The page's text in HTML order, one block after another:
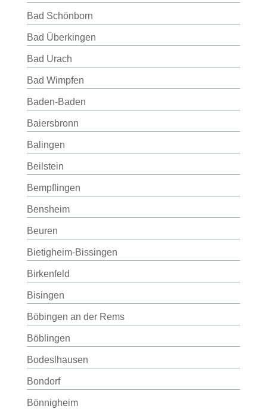
Bad Schönborn
Bad Überkingen
Bad Urach
Bad Wimpfen
Baden-Baden
Baiersbronn
Balingen
Beilstein
Bempflingen
Bensheim
Beuren
Bietigheim-Bissingen
Birkenfeld
Bisingen
Böbingen an der Rems
Böblingen
Bodeslhausen
Bondorf
Bönnigheim